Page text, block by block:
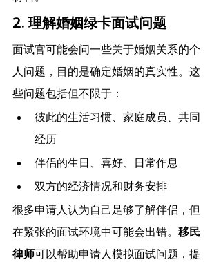
2. 理解婚姻绿卡面试问题
面试官可能会问一些关于婚姻关系的个
人问题，目的是确定婚姻的真实性。这
些问题包括但不限于：
彼此的生活习惯、家庭成员、共同
经历
伴侣的生日、喜好、日常作息
双方的经济情况和财务安排
很多申请人认为自己足够了解伴侣，但
在紧张的面试环境中可能会出错。 移民
律师可以帮助申请人模拟面试问题，提